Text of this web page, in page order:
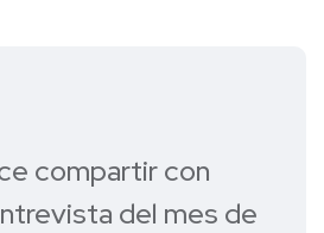
compartir con
del mes de